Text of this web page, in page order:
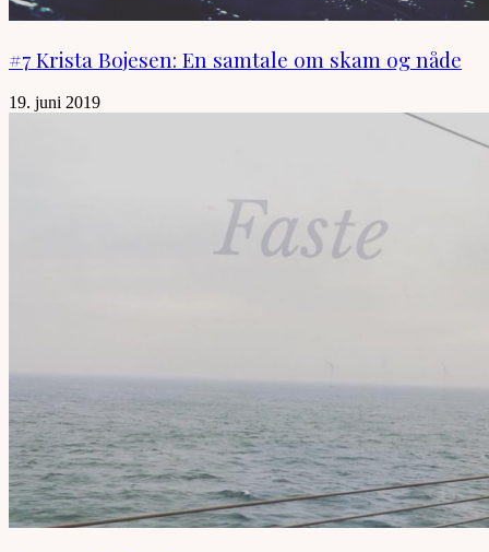
#7 Krista Bojesen: En samtale om skam og nåde
19. juni 2019